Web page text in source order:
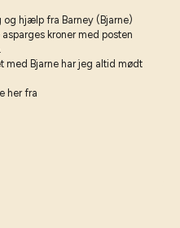
hjælp fra Barney (Bjarne)
kroner med posten
med Bjarne har jeg altid mødt
her fra